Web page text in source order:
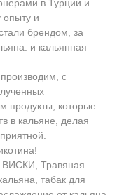
в Турции и
и
брендом, за
и кальянная
с
продукты, которые
в кальяне, делая
ВИСКИ, Травяная
табак для